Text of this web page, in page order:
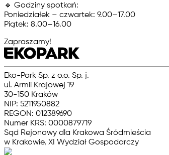
🔹 Godziny spotkań:
Poniedziałek – czwartek: 9.00–17.00
Piątek: 8.00–16.00
Zapraszamy!
Eko-Park Sp. z o.o. Sp. j.
ul. Armii Krajowej 19
30-150 Kraków
NIP: 5211950882
REGON: 012389690
Numer KRS: 0000879719
Sąd Rejonowy dla Krakowa Śródmieścia
w Krakowie, XI Wydział Gospodarczy